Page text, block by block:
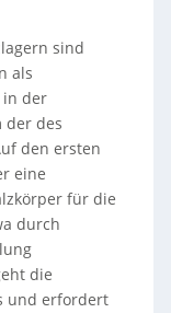
sind
als
in der
der des
den ersten
eine
für die
durch
die
und erfordert